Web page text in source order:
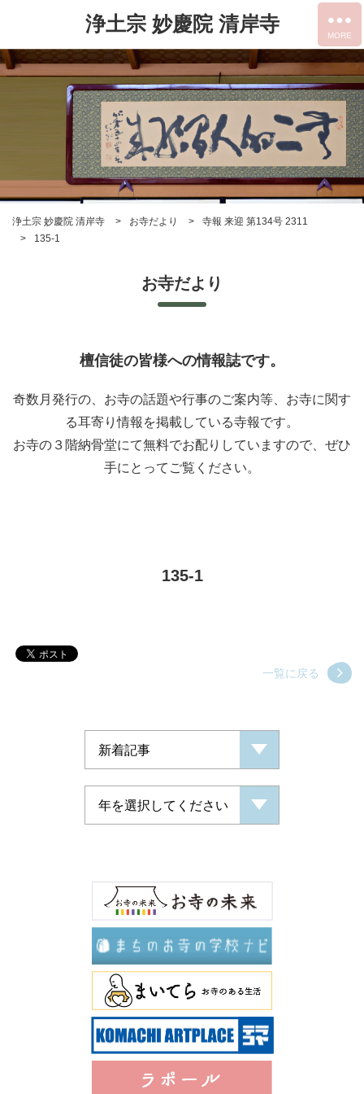
浄土宗 妙慶院 清岸寺
浄土宗 妙慶院 清岸寺 お寺だより
寺報 来迎 第134号 2311
135-1
お寺だより
檀信徒の皆様への情報誌です。
奇数月発行の、お寺の話題や行事のご案内等、お寺に関す
る耳寄り情報を掲載している寺報です。
お寺の３階納骨堂にて無料でお配りしていますので、ぜひ
手にとってご覧ください。
135-1
一覧に戻る